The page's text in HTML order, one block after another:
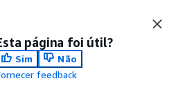
página foi útil?
Sim
Não
feedback